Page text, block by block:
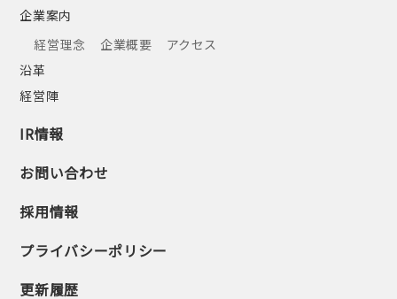
企業案内
経営理念
企業概要
アクセス
沿革
経営陣
IR情報
お問い合わせ
採用情報
プライバシーポリシー
更新履歴